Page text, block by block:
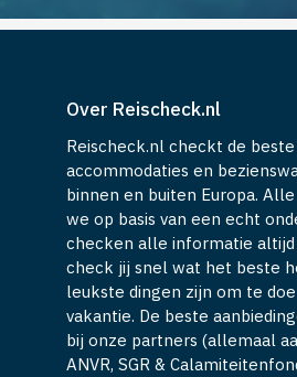
Over Reischeck.nl
Reischeck.nl checkt de
accommodaties en
binnen en buiten Europa.
we op basis van een echt
checken alle informatie altijd
check jij snel wat het beste
leukste dingen zijn om te
vakantie. De beste
bij onze partners (allemaal
ANVR, SGR &